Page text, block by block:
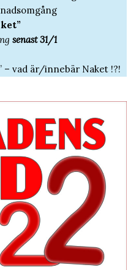
senast 31/1
– vad är/innebär Naket !?!